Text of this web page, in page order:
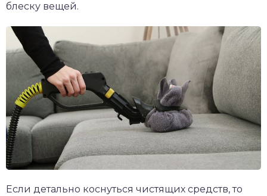
блеску вещей.
Если детально коснуться чистящих средств, то